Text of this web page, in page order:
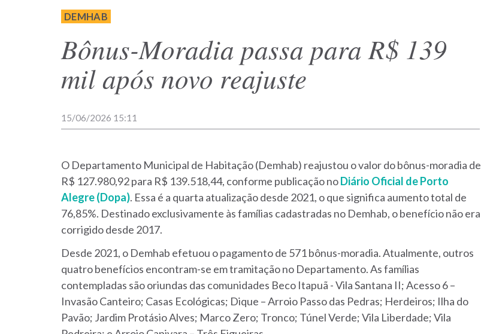
-
site
DEMHAB
DEMHAB
Bônus-Moradia passa para R$ 139
mil após novo reajuste
15/06/2026 15:11
O Departamento Municipal de Habitação (Demhab) reajustou o valor do bônus-moradia de
R$ 127.980,92 para R$ 139.518,44, conforme publicação noDiário Oficial de Porto
Alegre (Dopa). Essa é a quarta atualização desde 2021, o que significa aumento total de
76,85%. Destinado exclusivamente às famílias cadastradas no Demhab, o benefício não era
corrigido desde 2017.
Desde 2021, o Demhab efetuou o pagamento de 571 bônus-moradia. Atualmente, outros
quatro benefícios encontram-se em tramitação no Departamento. As famílias
contempladas são oriundas das comunidades Beco Itapuã - Vila Santana II; Acesso 6 –
Invasão Canteiro; Casas Ecológicas; Dique – Arroio Passo das Pedras; Herdeiros; Ilha do
Pavão; Jardim Protásio Alves; Marco Zero; Tronco; Túnel Verde; Vila Liberdade; Vila